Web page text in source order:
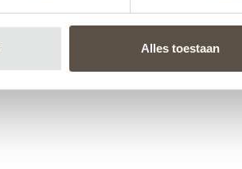
Alles toestaan